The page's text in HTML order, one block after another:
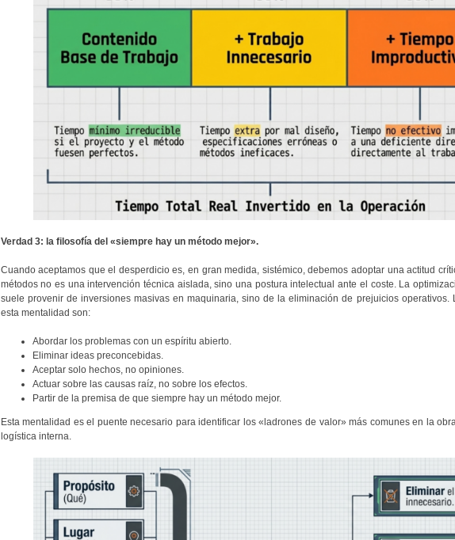
Verdad 3: la filosofía del «siempre hay un método mejor».
Cuando aceptamos que el desperdicio es, en gran medida, sistémico, debemos adoptar una actitud
métodos no es una intervención técnica aislada, sino una postura intelectual ante el coste. La
suele provenir de inversiones masivas en maquinaria, sino de la eliminación de prejuicios operativos.
esta mentalidad son:
Abordar los problemas con un espíritu abierto.
Eliminar ideas preconcebidas.
Aceptar solo hechos, no opiniones.
Actuar sobre las causas raíz, no sobre los efectos.
Partir de la premisa de que siempre hay un método mejor.
Esta mentalidad es el puente necesario para identificar los «ladrones de valor» más comunes en la
logística interna.